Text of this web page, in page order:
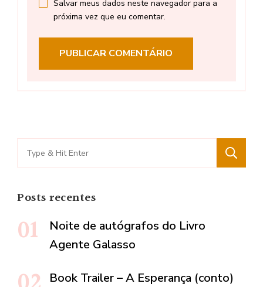
Salvar meus dados neste navegador para a
próxima vez que eu comentar.
Search
for:
Posts recentes
Noite de autógrafos do Livro
Agente Galasso
Book Trailer – A Esperança (conto)